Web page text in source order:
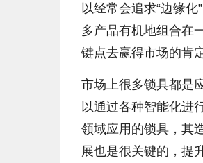
以经常会追求“边缘
多产品有机地组合在
键点去赢得市场的肯定
市场上很多锁具都是
以通过各种智能化进
领域应用的锁具，其
展也是很关键的，提